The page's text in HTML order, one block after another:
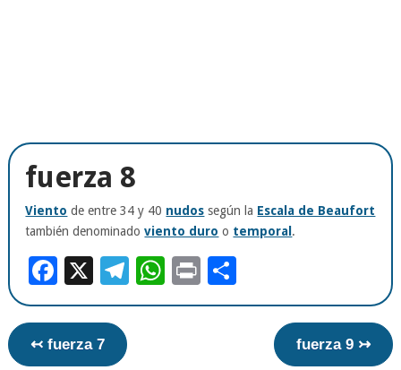
fuerza 8
Viento de entre 34 y 40 nudos según la Escala de Beaufort
también denominadoviento duro o temporal.
Facebook
X Telegram
WhatsApp
Print
↢ fuerza 7 fuerza 9 ↣